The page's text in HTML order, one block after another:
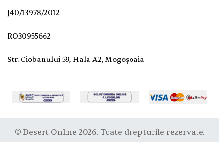
J40/13978/2012
RO30955662
Str. Ciobanului 59, Hala A2, Mogoșoaia
© Desert Online 2026. Toate drepturile rezervate.